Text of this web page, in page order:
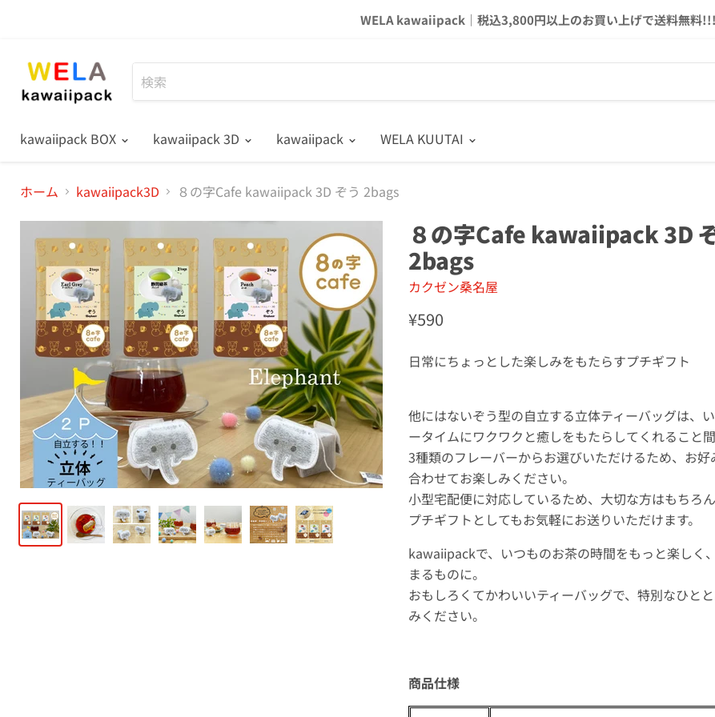
WELA kawaiipack｜税込3,800円以上のお買い上げで送料無料!!!
kawaiipack BOX kawaiipack 3D kawaiipack WELA KUUTAI
ホーム kawaiipack3D ８の字Cafe kawaiipack 3D ぞう 2bags
８の字Cafe kawaiipack 3D
2bags
カクゼン桑名屋
¥590
日常にちょっとした楽しみをもたらすプチギフト
他にはないぞう型の自立する立体ティーバッグは、
ータイムにワクワクと癒しをもたらしてくれること間
3種類のフレーバーからお選びいただけるため、お好
合わせてお楽しみください。
小型宅配便に対応しているため、大切な方はもちろ
プチギフトとしてもお気軽にお送りいただけます。
kawaiipackで、いつものお茶の時間をもっと楽しく
まるものに。
おもしろくてかわいいティーバッグで、特別なひと
みください。
商品仕様